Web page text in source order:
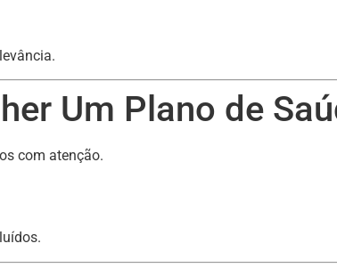
Um Plano de
com atenção.